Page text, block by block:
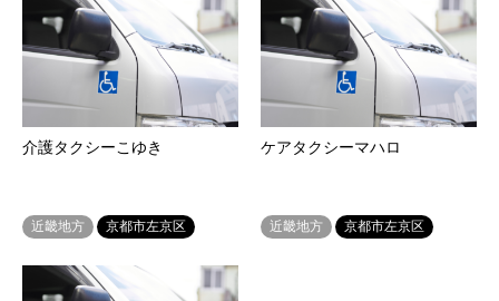
介護タクシーこゆき
近畿地方 京都市左京区
ケアタクシーマハロ
近畿地方 京都市左京区